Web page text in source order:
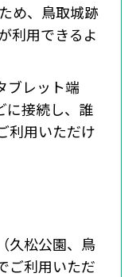
め、鳥取城跡
利用できるよ
ブレット端
に接続し、誰
利用いただけ
久松公園、鳥
ご利用いただ